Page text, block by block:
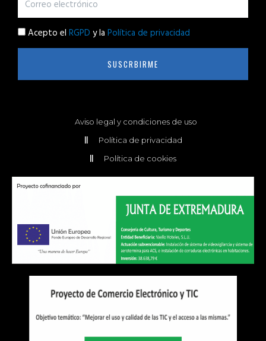
Acepto el RGPD y la Política de privacidad
SUSCRBIRME
Aviso legal y condiciones de uso
Política de privacidad
Política de cookies